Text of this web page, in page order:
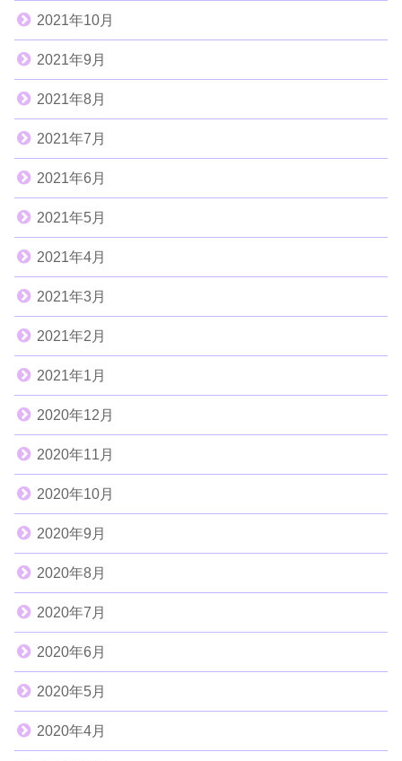
2021年10月
2021年9月
2021年8月
2021年7月
2021年6月
2021年5月
2021年4月
2021年3月
2021年2月
2021年1月
2020年12月
2020年11月
2020年10月
2020年9月
2020年8月
2020年7月
2020年6月
2020年5月
2020年4月